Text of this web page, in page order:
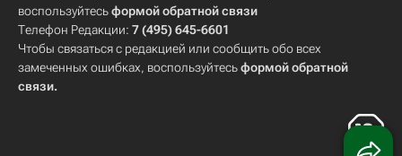
воспользуйтесьформой обратной связи
Телефон Редакции: 7 (495) 645-6601
Чтобы связаться с редакцией или сообщить обо всех
замеченных ошибках, воспользуйтесьформой обратной
связи.